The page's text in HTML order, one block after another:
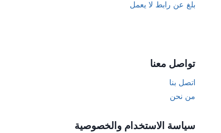
بلغ عن رابط لا يعمل
تواصل معنا
اتصل بنا
من نحن
سياسة الاستخدام والخصوصية